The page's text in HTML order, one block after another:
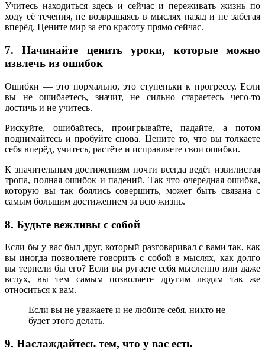
Учитесь находиться здесь и сейчас и переживать жизнь по
ходу её течения, не возвращаясь в мыслях назад и не забегая
вперёд. Цените мир за его красоту прямо сейчас.
7. Начинайте ценить уроки, которые можно
извлечь из ошибок
Ошибки — это нормально, это ступеньки к прогрессу. Если
вы не ошибаетесь, значит, не сильно стараетесь чего-то
достичь и не учитесь.
Рискуйте, ошибайтесь, проигрывайте, падайте, а потом
поднимайтесь и пробуйте снова. Цените то, что вы толкаете
себя вперёд, учитесь, растёте и исправляете свои ошибки.
К значительным достижениям почти всегда ведёт извилистая
тропа, полная ошибок и падений. Так что очередная ошибка,
которую вы так боялись совершить, может быть связана с
самым большим достижением за всю жизнь.
8. Будьте вежливы с собой
Если бы у вас был друг, который разговаривал с вами так, как
вы иногда позволяете говорить с собой в мыслях, как долго
вы терпели бы его? Если вы ругаете себя мысленно или даже
вслух, вы тем самым позволяете другим людям так же
относиться к вам.
Если вы не уважаете и не любите себя, никто не
будет этого делать.
9. Наслаждайтесь тем, что у вас есть